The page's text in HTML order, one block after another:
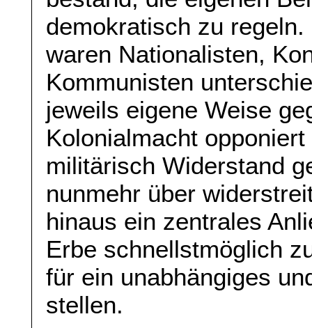
demokratisch zu
waren Nationalisten,
Kommunisten
jeweils eigene Weise
Kolonialmacht
militärisch Widerstand
nunmehr über
hinaus ein zentrales
Erbe schnellstmöglich
für ein unabhängiges
stellen.